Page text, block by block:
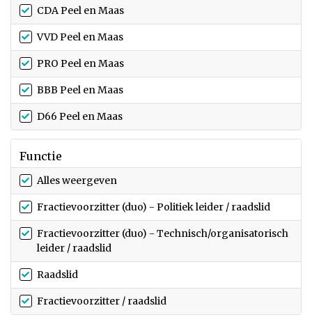
CDA Peel en Maas
VVD Peel en Maas
PRO Peel en Maas
BBB Peel en Maas
D66 Peel en Maas
Functie
Alles weergeven
Fractievoorzitter (duo) - Politiek leider / raadslid
Fractievoorzitter (duo) - Technisch/organisatorisch
leider / raadslid
Raadslid
Fractievoorzitter / raadslid